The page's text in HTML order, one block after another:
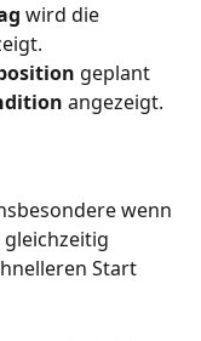
wird die
geplant
angezeigt.
wenn
Start